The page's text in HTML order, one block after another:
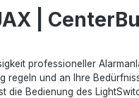
|
professioneller
regeln und an Ihre
die Bedienung des